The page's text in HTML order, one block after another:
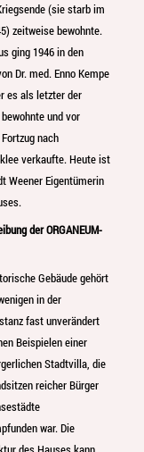
(sie starb im
zeitweise bewohnte.
ging 1946 in den
Dr. med. Enno Kempe
es als letzter der
und vor
nach
verkaufte. Heute ist
Weener Eigentümerin
der ORGANEUM-
Gebäude gehört
in der
fast unverändert
Beispielen einer
Stadtvilla, die
reicher Bürger
war. Die